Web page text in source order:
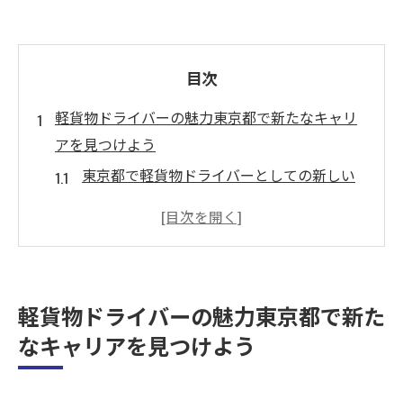
目次
軽貨物ドライバーの魅力東京都で新たなキャリ
アを見つけよう
東京都で軽貨物ドライバーとしての新しい
軽貨物ドライバーが得られる東京都の魅力
軽貨物ドライバーが東京都で輝く理由
軽貨物ドライバーとしての東京都での生活
軽貨物ドライバーの魅力東京都で新た
なキャリアを見つけよう